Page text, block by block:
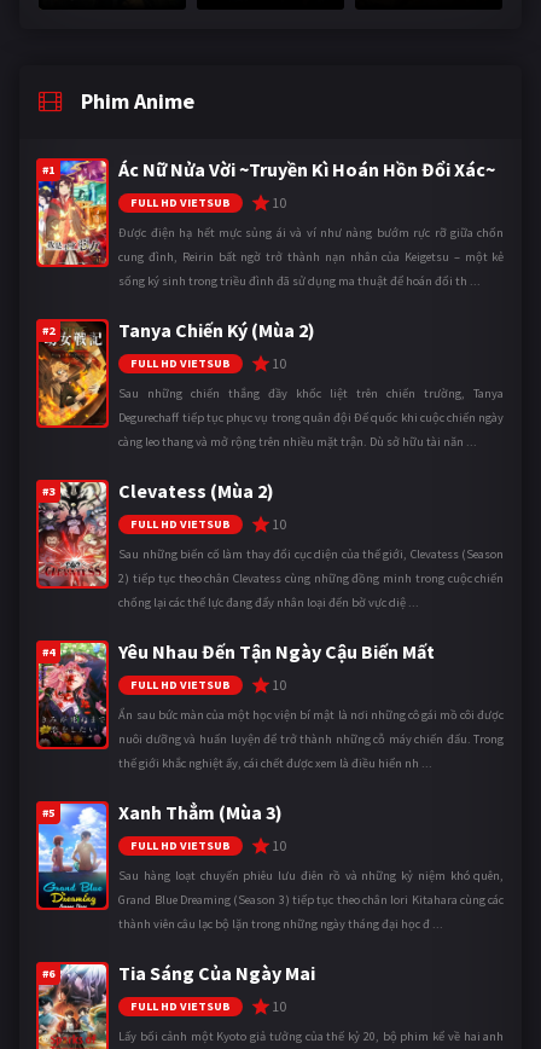
Phim Anime
#1 Ác Nữ Nửa Vời ~Truyền Kì Hoán Hồn Đổi Xác~
FULL HD VIETSUB 10
Được điện hạ hết mực sủng ái và ví như nàng bướm rực rỡ giữa chốn
cung đình, Reirin bất ngờ trở thành nạn nhân của Keigetsu – một kẻ
sống ký sinh trong triều đình đã sử dụng ma thuật để hoán đổi th ...
#2 Tanya Chiến Ký (Mùa 2)
FULL HD VIETSUB 10
Sau những chiến thắng đầy khốc liệt trên chiến trường, Tanya
Degurechaff tiếp tục phục vụ trong quân đội Đế quốc khi cuộc chiến ngày
càng leo thang và mở rộng trên nhiều mặt trận. Dù sở hữu tài năn ...
#3 Clevatess (Mùa 2)
FULL HD VIETSUB 10
Sau những biến cố làm thay đổi cục diện của thế giới, Clevatess (Season
2) tiếp tục theo chân Clevatess cùng những đồng minh trong cuộc chiến
chống lại các thế lực đang đẩy nhân loại đến bờ vực diệ ...
#4 Yêu Nhau Đến Tận Ngày Cậu Biến Mất
FULL HD VIETSUB 10
Ẩn sau bức màn của một học viện bí mật là nơi những cô gái mồ côi được
nuôi dưỡng và huấn luyện để trở thành những cỗ máy chiến đấu. Trong
thế giới khắc nghiệt ấy, cái chết được xem là điều hiển nh ...
#5 Xanh Thẳm (Mùa 3)
FULL HD VIETSUB 10
Sau hàng loạt chuyến phiêu lưu điên rồ và những kỷ niệm khó quên,
Grand Blue Dreaming (Season 3) tiếp tục theo chân Iori Kitahara cùng các
thành viên câu lạc bộ lặn trong những ngày tháng đại học đ ...
#6 Tia Sáng Của Ngày Mai
FULL HD VIETSUB 10
Lấy bối cảnh một Kyoto giả tưởng của thế kỷ 20, bộ phim kể về hai anh